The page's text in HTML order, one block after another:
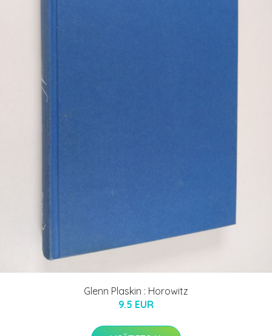
Glenn Plaskin : Horowitz
9.5 EUR